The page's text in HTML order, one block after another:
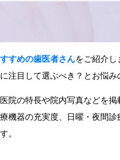
すめの歯医者さんをご紹介し
目して選ぶべき？とお悩み
の特長や院内写真などを掲
機器の充実度、日曜・夜間
。